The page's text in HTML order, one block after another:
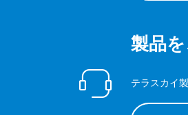
製品
テラスカイ